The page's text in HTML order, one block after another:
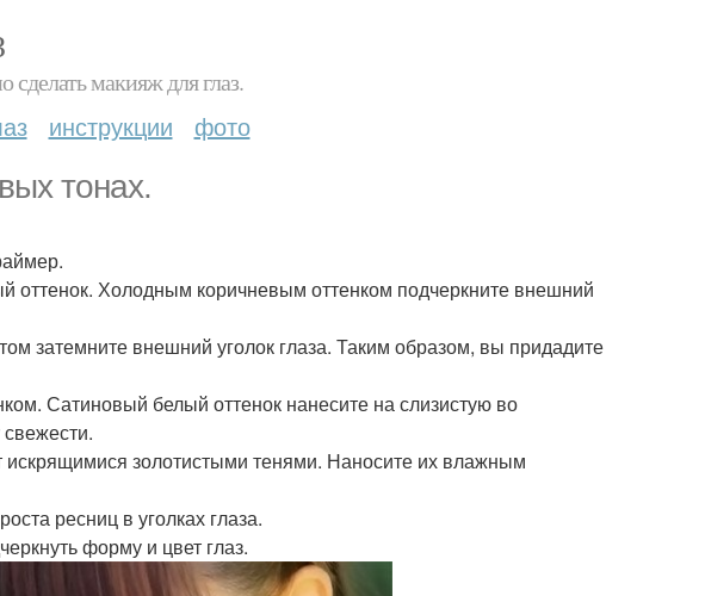
макияж для глаз.
инструкции фото
тонах.
оттенок. Холодным коричневым оттенком подчеркните внешний
затемните внешний уголок глаза. Таким образом, вы придадите
Сатиновый белый оттенок нанесите на слизистую во
искрящимися золотистыми тенями. Наносите их влажным
ресниц в уголках глаза.
форму и цвет глаз.